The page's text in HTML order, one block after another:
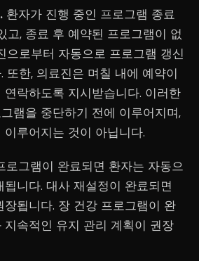
환자가 진행 중인 프로그램 종료
고, 종료 후 예약된 프로그램이 없
으로부터 자동으로 프로그램 갱신
또한, 의료진은 며칠 내에 예약이
락하도록 지시받습니다. 이러한
램을 중단하기 전에 이루어지며,
루어지는 것이 아닙니다.
로그램이 완료되면 환자는 자동으
니다. 대사 재설정이 완료되면
됩니다. 장 건강 프로그램이 완
지속적인 유지 관리 계획이 권장